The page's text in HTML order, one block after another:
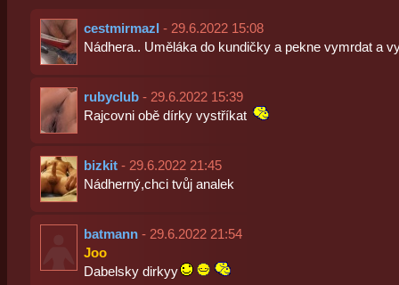
cestmirmazl - 29.6.2022 15:08
Nádhera.. Uměláka do kundičky a pekne vymrdat a
rubyclub- 29.6.2022 15:39
Rajcovni obě dírky vystříkat
bizkit- 29.6.2022 21:45
Nádherný,chci tvůj analek
batmann- 29.6.2022 21:54
Joo
Dabelsky dirkyy